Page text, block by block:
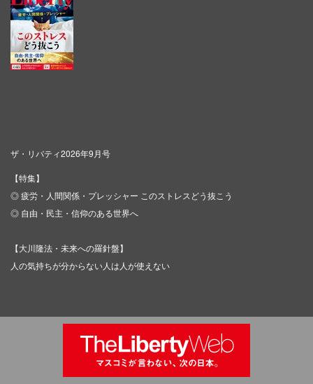
ザ・リバティ2026年9月号
【特集】
◎ 疲労・人間関係・プレッシャー このストレスどう抜こう
◎ 自由・民主・信仰のある世界へ
【大川隆法・未来への羅針盤】
人の気持ちが分からない人は人が使えない